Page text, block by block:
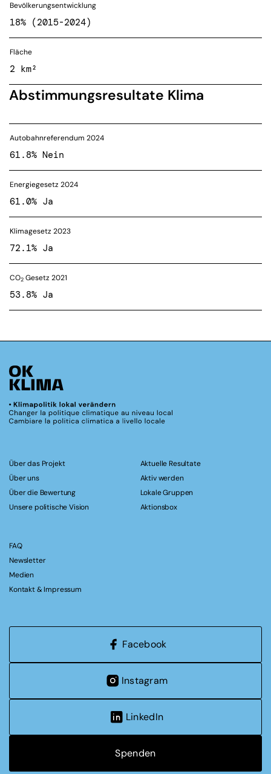
Bevölkerungsentwicklung
18% (2015-2024)
Fläche
2 km²
Abstimmungsresultate Klima
Autobahnreferendum 2024
61.8% Nein
Energiegesetz 2024
61.0% Ja
Klimagesetz 2023
72.1% Ja
CO2 Gesetz 2021
53.8% Ja
Über das Projekt
Über uns
Über die Bewertung
Unsere politische Vision
Aktuelle Resultate
Aktiv werden
Lokale Gruppen
Aktionsbox
FAQ
Newsletter
Medien
Kontakt & Impressum
Facebook
Instagram
LinkedIn
Spenden